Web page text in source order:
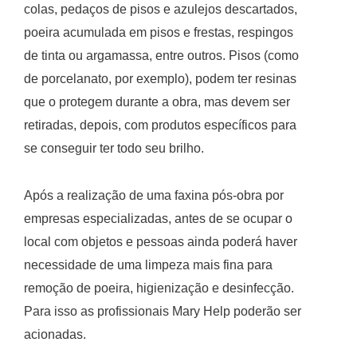
colas, pedaços de pisos e azulejos descartados,
poeira acumulada em pisos e frestas, respingos
de tinta ou argamassa, entre outros. Pisos (como
de porcelanato, por exemplo), podem ter resinas
que o protegem durante a obra, mas devem ser
retiradas, depois, com produtos específicos para
se conseguir ter todo seu brilho.
Após a realização de uma faxina pós-obra por
empresas especializadas, antes de se ocupar o
local com objetos e pessoas ainda poderá haver
necessidade de uma limpeza mais fina para
remoção de poeira, higienização e desinfecção.
Para isso as profissionais Mary Help poderão ser
acionadas.